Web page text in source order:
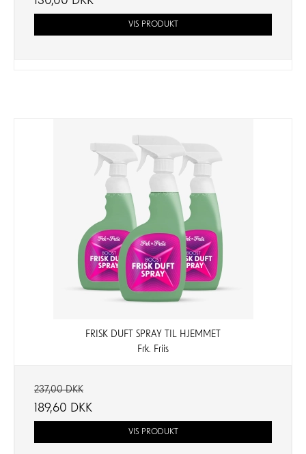
VIS PRODUKT
FRISK DUFT SPRAY TIL HJEMMET
Frk. Friis
237,00 DKK
189,60 DKK
VIS PRODUKT